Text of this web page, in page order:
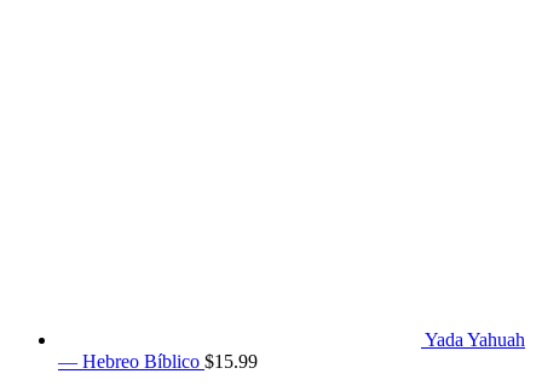
Yada Yahuah
— Hebreo Bíblico $15.99